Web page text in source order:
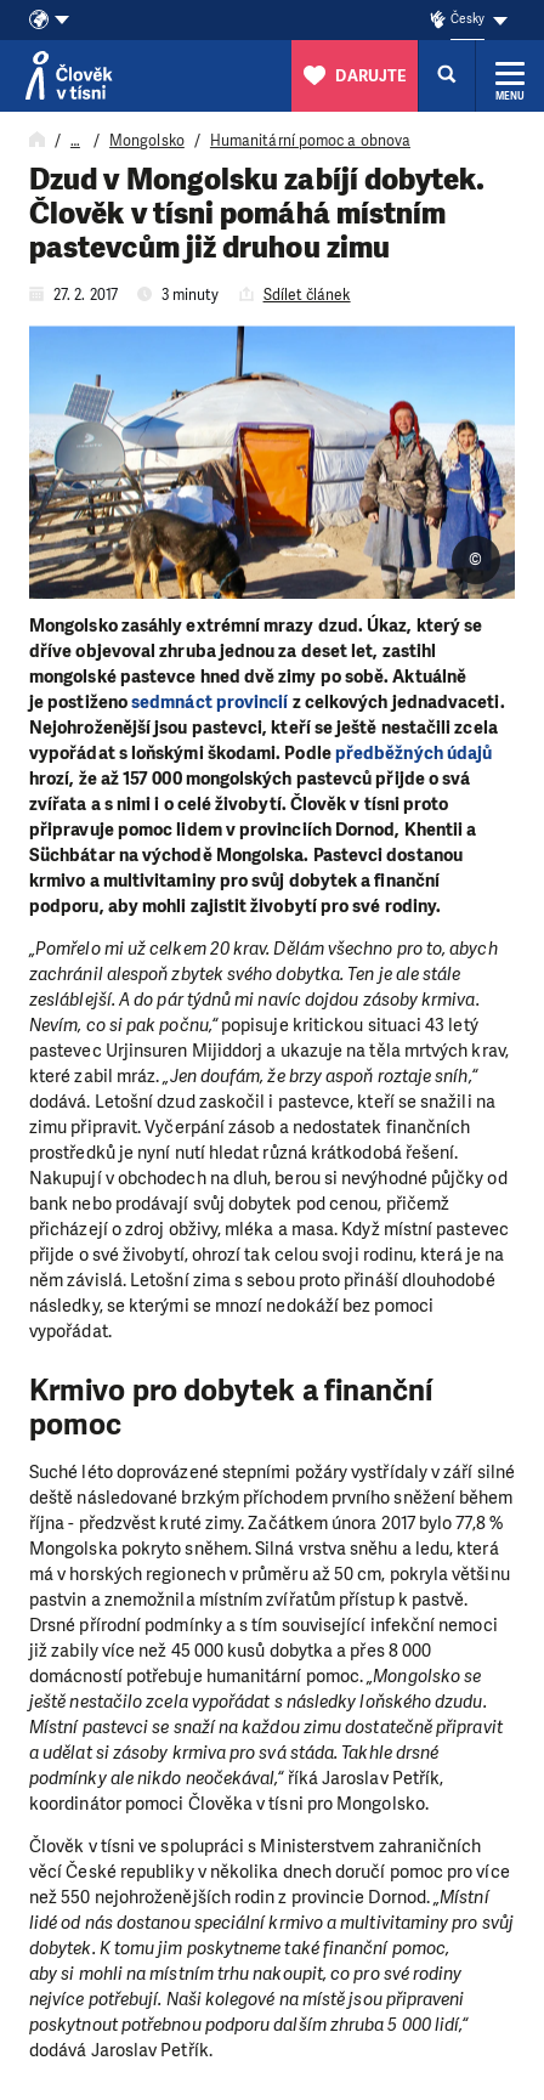
Přeskočit na obsah
Česky
DARUJTE
MENU
… Mongolsko Humanitární pomoc a obnova
Dzud v Mongolsku zabíjí dobytek.
Člověk v tísni pomáhá místním
pastevcům již druhou zimu
27. 2. 2017 3 minuty Sdílet článek
Mongolsko zasáhly extrémní mrazy dzud. Úkaz, který se
dříve objevoval zhruba jednou za deset let, zastihl
mongolské pastevce hned dvě zimy po sobě. Aktuálně
je postiženosedmnáct provincií z celkových jednadvaceti.
Nejohroženější jsou pastevci, kteří se ještě nestačili zcela
vypořádat s loňskými škodami. Podlepředběžných údajů
hrozí, že až 157 000 mongolských pastevců přijde o svá
zvířata a s nimi i o celé živobytí. Člověk v tísni proto
připravuje pomoc lidem v provinciích Dornod, Khentii a
Süchbátar na východě Mongolska. Pastevci dostanou
krmivo a multivitaminy pro svůj dobytek a finanční
podporu, aby mohli zajistit živobytí pro své rodiny.
©
„Pomřelo mi už celkem 20 krav. Dělám všechno pro to, abych
zachránil alespoň zbytek svého dobytka. Ten je ale stále
zesláblejší. A do pár týdnů mi navíc dojdou zásoby krmiva.
Nevím, co si pak počnu,“popisuje kritickou situaci 43 letý
pastevec Urjinsuren Mijiddorj a ukazuje na těla mrtvých krav,
které zabil mráz.„Jen doufám, že brzy aspoň roztaje sníh,“
dodává. Letošní dzud zaskočil i pastevce, kteří se snažili na
zimu připravit. Vyčerpání zásob a nedostatek finančních
prostředků je nyní nutí hledat různá krátkodobá řešení.
Nakupují v obchodech na dluh, berou si nevýhodné půjčky od
bank nebo prodávají svůj dobytek pod cenou, přičemž
přicházejí o zdroj obživy, mléka a masa. Když místní pastevec
přijde o své živobytí, ohrozí tak celou svoji rodinu, která je na
něm závislá. Letošní zima s sebou proto přináší dlouhodobé
následky, se kterými se mnozí nedokáží bez pomoci
vypořádat.
Krmivo pro dobytek a finanční
pomoc
Suché léto doprovázené stepními požáry vystřídaly v září silné
deště následované brzkým příchodem prvního sněžení během
října - předzvěst kruté zimy. Začátkem února 2017 bylo 77,8 %
Mongolska pokryto sněhem. Silná vrstva sněhu a ledu, která
má v horských regionech v průměru až 50 cm, pokryla většinu
pastvin a znemožnila místním zvířatům přístup k pastvě.
Drsné přírodní podmínky a s tím související infekční nemoci
již zabily více než 45 000 kusů dobytka a přes 8 000
domácností potřebuje humanitární pomoc.„Mongolsko se
ještě nestačilo zcela vypořádat s následky loňského dzudu.
Místní pastevci se snaží na každou zimu dostatečně připravit
a udělat si zásoby krmiva pro svá stáda. Takhle drsné
podmínky ale nikdo neočekával,“říká Jaroslav Petřík,
koordinátor pomoci Člověka v tísni pro Mongolsko.
Člověk v tísni ve spolupráci s Ministerstvem zahraničních
věcí České republiky v několika dnech doručí pomoc pro více
než 550 nejohroženějších rodin z provincie Dornod.„Místní
lidé od nás dostanou speciální krmivo a multivitaminy pro svůj
dobytek. K tomu jim poskytneme také finanční pomoc,
aby si mohli na místním trhu nakoupit, co pro své rodiny
nejvíce potřebují. Naši kolegové na místě jsou připraveni
poskytnout potřebnou podporu dalším zhruba 5 000 lidí,“
dodává Jaroslav Petřík.